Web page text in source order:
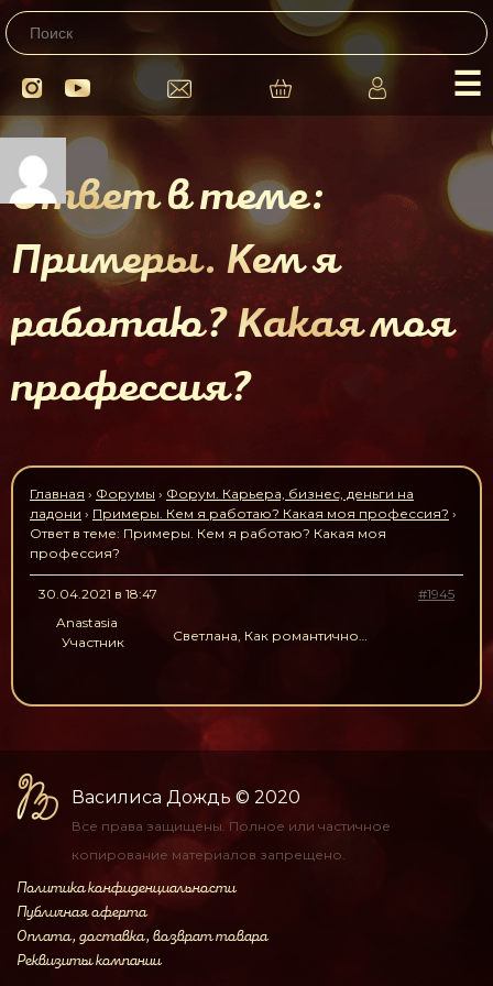
☰
Ответ в теме:
Примеры. Кем я
работаю? Какая моя
профессия?
Главная › Форумы › Форум. Карьера, бизнес, деньги на
ладони › Примеры. Кем я работаю? Какая моя профессия? ›
Ответ в теме: Примеры. Кем я работаю? Какая моя
профессия?
30.04.2021 в 18:47
#1945
Anastasia
Участник
Светлана, Как романтично…
Василиса Дождь © 2020
Все права защищены. Полное или частичное
копирование материалов запрещено.
Политика конфиденциальности
Публичная оферта
Оплата, доставка, возврат товара
Реквизиты компании